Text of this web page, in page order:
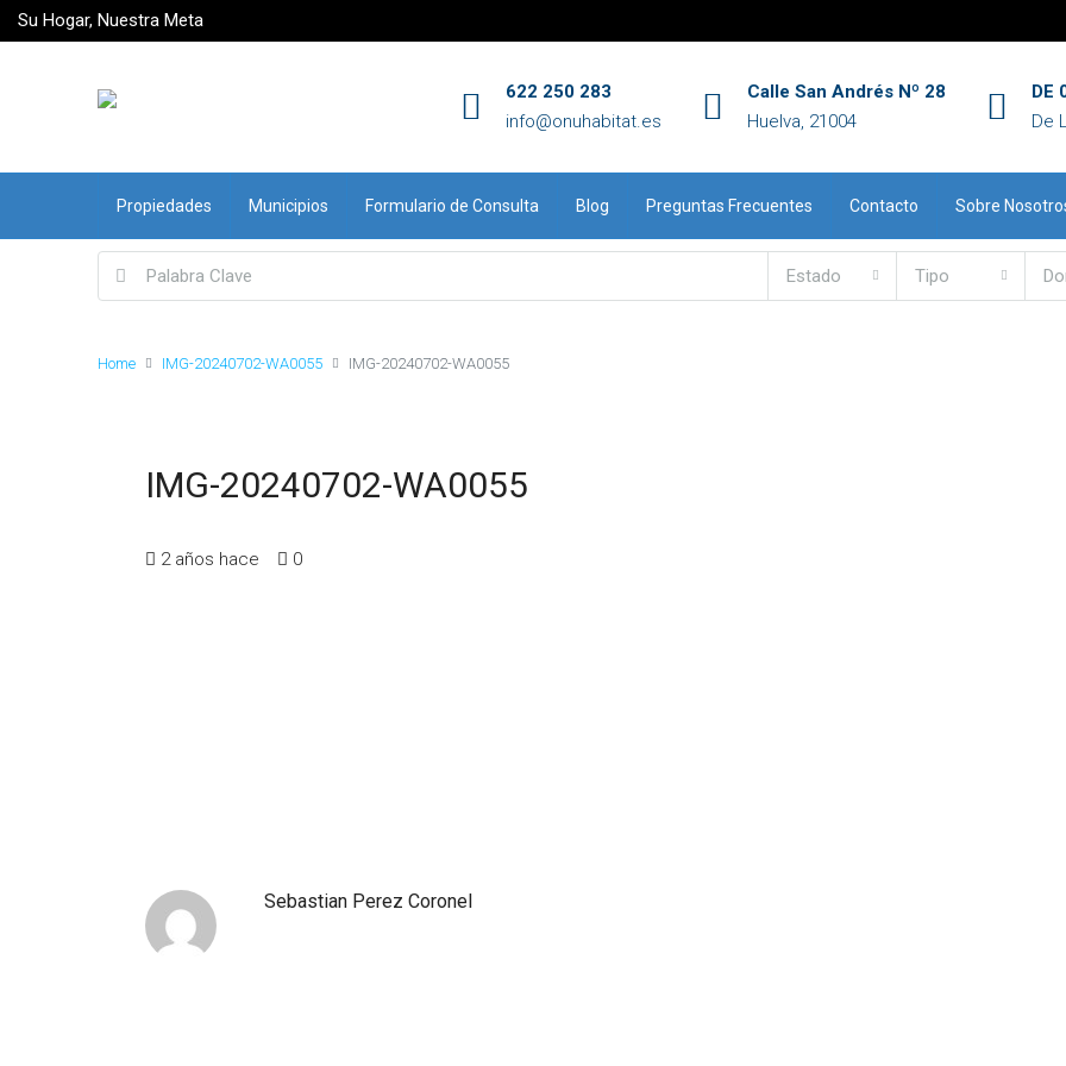
Su Hogar, Nuestra Meta
622 250 283
info@onuhabitat.es
Calle San Andrés Nº 28
Huelva, 21004
DE
De
Propiedades Municipios Formulario de Consulta Blog Preguntas Frecuentes Contacto Sobre
Estado Tipo
Home IMG-20240702-WA0055 IMG-20240702-WA0055
IMG-20240702-WA0055
2 años hace 0
Sebastian Perez Coronel